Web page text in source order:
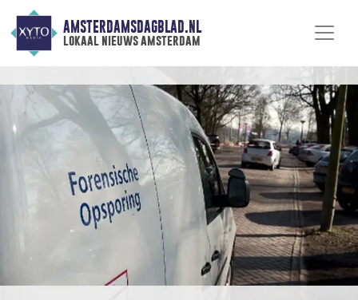
AMSTERDAMSDAGBLAD.NL
lokaal nieuws amsterdam